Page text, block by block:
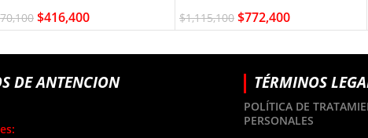
$416,400 $1,115,100 $772,400
DE ANTENCION TÉRMINOS
POLÍTICA DE
PERSONALES